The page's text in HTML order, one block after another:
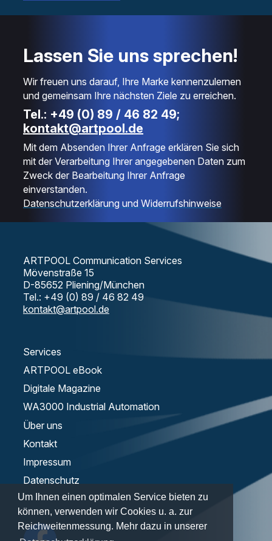
Um Ihnen einen optimalen Service bieten zu
können, verwenden wir Cookies u. a. zur
Reichweitenmessung. Mehr dazu in unserer
Lassen Sie uns sprechen!
Wir freuen uns darauf, Ihre Marke kennenzulernen
und gemeinsam Ihre nächsten Ziele zu erreichen.
Tel.: +49 (0) 89 / 46 82 49;
kontakt@artpool.de
Mit dem Absenden Ihrer Anfrage erklären Sie sich
mit der Verarbeitung Ihrer angegebenen Daten zum
Zweck der Bearbeitung Ihrer Anfrage
einverstanden.
Datenschutzerklärung und Widerrufshinweise
ARTPOOL Communication Services
Mövenstraße 15
D-85652 Pliening/München
Tel.: +49 (0) 89 / 46 82 49
kontakt@artpool.de
Services
ARTPOOL eBook
Digitale Magazine
WA3000 Industrial Automation
Über uns
Kontakt
Impressum
Datenschutz